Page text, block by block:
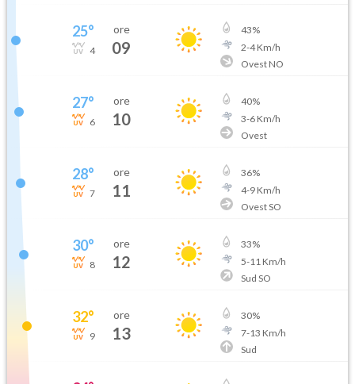
25°
4
ore
09
43%
2-4Km/h
Ovest NO
27°
6
ore
10
40%
3-6Km/h
Ovest
28°
7
ore
11
36%
4-9Km/h
Ovest SO
30°
8
ore
12
33%
5-11 Km/h
Sud SO
32°
9
ore
13
30%
7-13 Km/h
Sud